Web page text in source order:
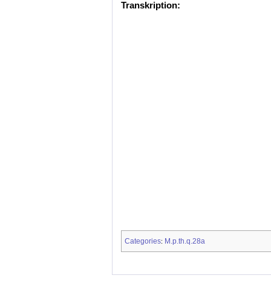
Transkription:
Categories: M.p.th.q.28a